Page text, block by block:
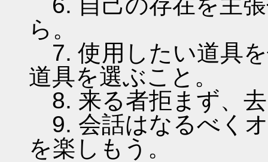
6. 自己の存在を主
ら。
7. 使用したい道具
道具を選ぶこと。
8. 来る者拒まず、
9. 会話はなるべく
を楽しもう。